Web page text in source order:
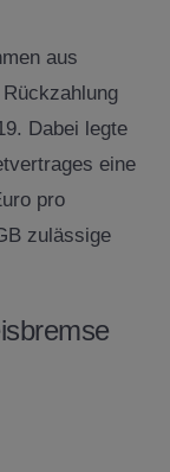
aus
Dabei legte
eine
pro
zulässige